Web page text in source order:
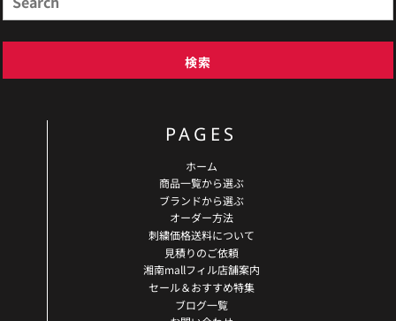
検索
PAGES
ホーム
商品一覧から選ぶ
ブランドから選ぶ
オーダー方法
刺繍価格送料について
見積りのご依頼
湘南mallフィル店舗案内
セール＆おすすめ特集
ブログ一覧